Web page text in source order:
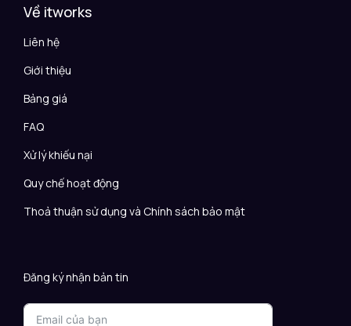
Về itworks
Liên hệ
Giới thiệu
Bảng giá
FAQ
Xử lý khiếu nại
Quy chế hoạt động
Thoả thuận sử dụng và Chính sách bảo mật
Đăng ký nhận bản tin